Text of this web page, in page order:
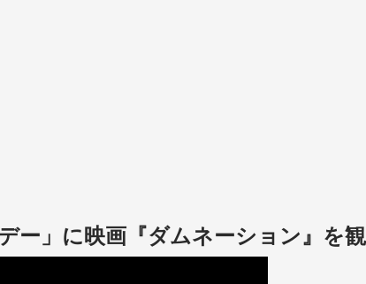
ー」に映画『ダムネーション』を観